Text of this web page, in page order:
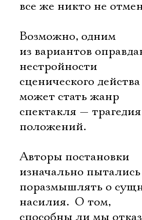
все же никто не
Возможно, одним
из вариантов
нестройности
сценического действа
может стать жанр
спектакля — трагедия
положений.
Авторы постановки
изначально пытались
поразмышлять о
насилия. О том,
способны ли мы